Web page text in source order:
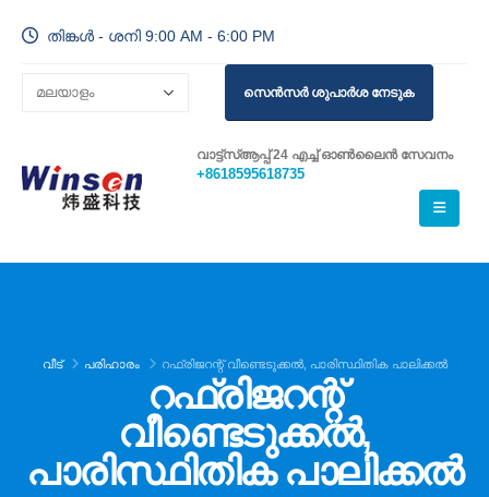
തിങ്കൾ - ശനി 9:00 AM - 6:00 PM
സെൻസർ ശുപാർശ നേടുക
വാട്ട്സ്ആപ്പ് 24 എച്ച് ഓൺലൈൻ സേവനം
+8618595618735
വീട് പരിഹാരം റഫ്രിജറന്റ് വീണ്ടെടുക്കൽ, പാരിസ്ഥിതിക പാലിക്കൽ
റഫ്രിജറന്റ്
വീണ്ടെടുക്കൽ,
പാരിസ്ഥിതിക പാലിക്കൽ